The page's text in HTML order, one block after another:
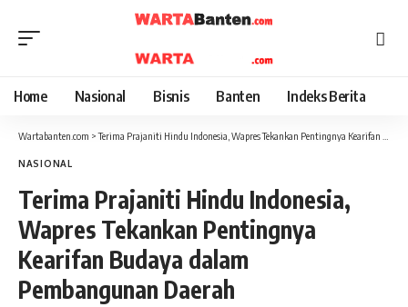
Home Nasional Bisnis Banten Indeks Berita
Wartabanten.com >Terima Prajaniti Hindu Indonesia, Wapres Tekankan Pentingnya Kearifan Budaya dalam Pembangunan Daerah
NASIONAL
Terima Prajaniti Hindu Indonesia,
Wapres Tekankan Pentingnya
Kearifan Budaya dalam
Pembangunan Daerah